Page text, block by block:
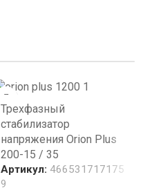
Трехфазный
стабилизатор
напряжения Orion Plus
200-15 / 35
Артикул: 466531717175
9